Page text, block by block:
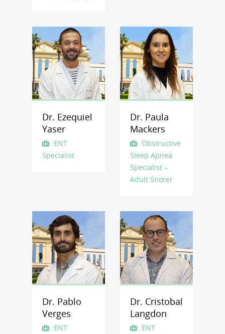
Dr. Paula
Mackers
Obstructive
Sleep Apnea
Specialist –
Adult Snorer
Dr. Ezequiel
Yaser
ENT
Specialist
Dr. Cristobal
Langdon
ENT
Dr. Pablo
Verges
ENT